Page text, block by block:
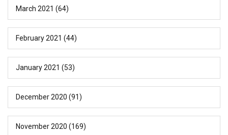
March 2021 (64)
February 2021 (44)
January 2021 (53)
December 2020 (91)
November 2020 (169)